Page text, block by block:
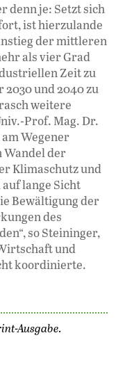
denn je: Setzt sich
ist hierzulande
der mittleren
als vier Grad
Zeit zu
und 2040 zu
weitere
Prof. Mag. Dr.
Wegener
Wandel der
Klimaschutz und
lange Sicht
Bewältigung der
des
so Steininger,
und
koordinierte.
Ausgabe.